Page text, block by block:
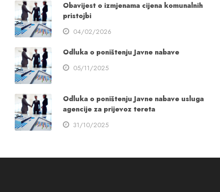
Obavijest o izmjenama cijena komunalnih
pristojbi
04/02/2026
Odluka o poništenju Javne nabave
05/11/2025
Odluka o poništenju Javne nabave usluga
agencije za prijevoz tereta
31/10/2025